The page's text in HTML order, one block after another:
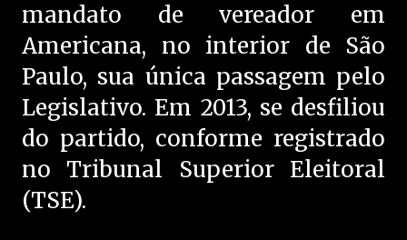
mandato de vereador em
Americana, no interior de São
Paulo, sua única passagem pelo
Legislativo. Em 2013, se desfiliou
do partido, conforme registrado
no Tribunal Superior Eleitoral
(TSE).